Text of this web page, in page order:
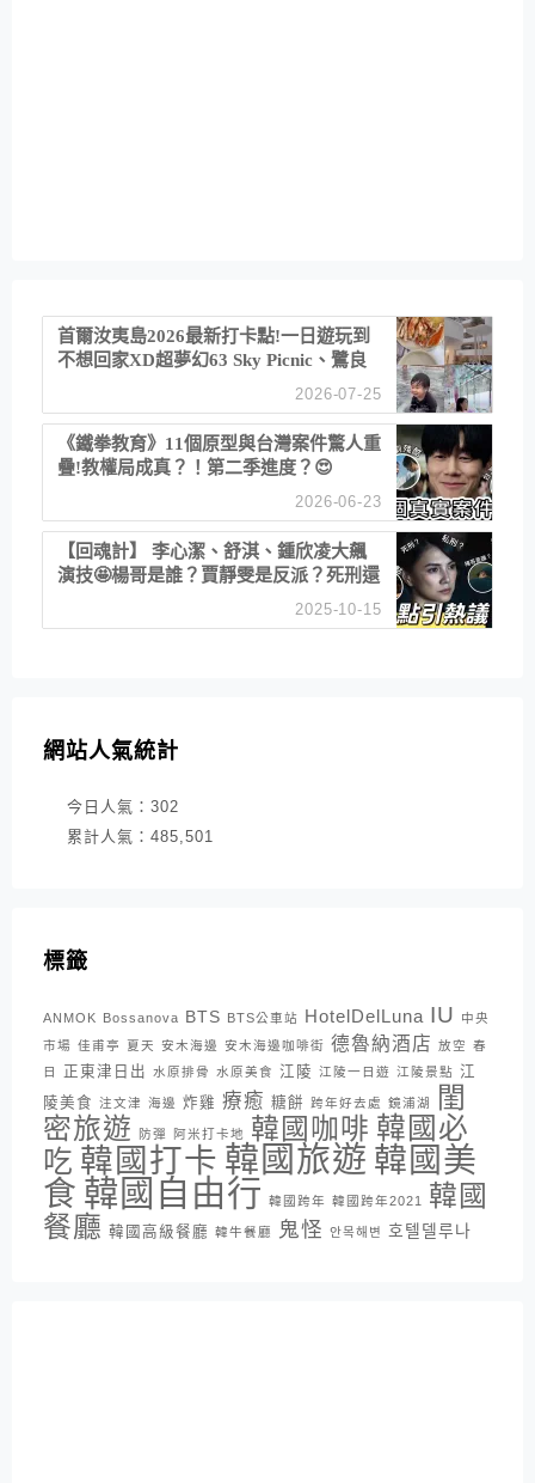
首爾汝夷島2026最新打卡點!一日遊玩到
不想回家XD超夢幻63 Sky Picnic、鷺良
津帝王蟹大餐、《淚之女王》拍攝地、漢
江公園免費玩水
2026-07-25
《鐵拳教育》11個原型與台灣案件驚人重
疊!教權局成真？！第二季進度？😍
2026-06-23
【回魂計】 李心潔、舒淇、鍾欣凌大飆
演技🤩楊哥是誰？賈靜雯是反派？死刑還
2025-10-15
網站人氣統計
今日人氣： 302
累計人氣： 485,501
標籤
ANMOK Bossanova BTS BTS公車站 HotelDelLuna IU
中央
市場 佳甫亭 夏天 安木海邊 安木海邊咖啡街 德魯納酒店 放空 春
日
正東津日出 水原排骨 水原美食 江陵 江陵一日遊 江陵景點 江
陵美食 注文津 海邊 炸雞 療癒 糖餅 跨年好去處 鏡浦湖
閨
密旅遊
防彈 阿米打卡地 韓國咖啡 韓國必
吃 韓國打卡 韓國旅遊 韓國美
食 韓國自由行 韓國跨年 韓國跨年2021
韓國
餐廳 韓國高級餐廳 韓牛餐廳 鬼怪 안목해변 호텔델루나